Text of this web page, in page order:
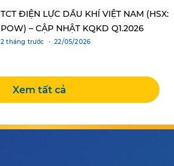
TCT ĐIỆN LỰC DẦU KHÍ VIỆT NAM (HSX:
POW) – CẬP NHẬT KQKD Q1.2026
2 tháng trước ・ 22/05/2026
Xem tất cả